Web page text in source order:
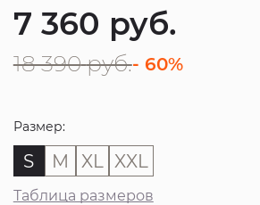
7 360 руб.
18 390 руб.- 60%
Размер:
S M XL XXL
Таблица размеров